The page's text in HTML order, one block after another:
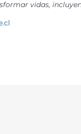
vidas,